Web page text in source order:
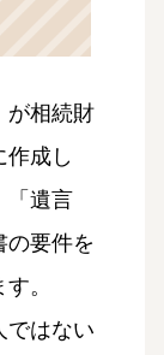
が相続財
作成し
「遺言
の要件を
。
ではない